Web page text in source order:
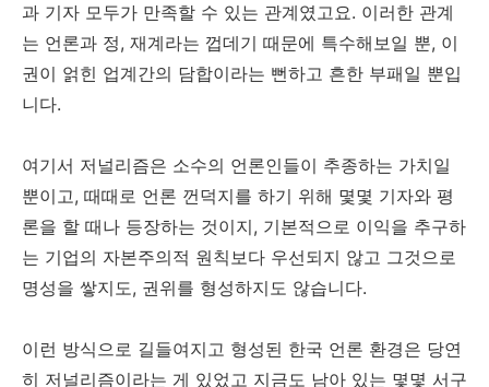
과 기자 모두가 만족할 수 있는 관계였고요. 이러한 관계
는 언론과 정, 재계라는 껍데기 때문에 특수해보일 뿐, 이
권이 얽힌 업계간의 담합이라는 뻔하고 흔한 부패일 뿐입
니다.
여기서 저널리즘은 소수의 언론인들이 추종하는 가치일
뿐이고, 때때로 언론 껀덕지를 하기 위해 몇몇 기자와 평
론을 할 때나 등장하는 것이지, 기본적으로 이익을 추구하
는 기업의 자본주의적 원칙보다 우선되지 않고 그것으로
명성을 쌓지도, 권위를 형성하지도 않습니다.
이런 방식으로 길들여지고 형성된 한국 언론 환경은 당연
히 저널리즘이라는 게 있었고 지금도 남아 있는 몇몇 서구